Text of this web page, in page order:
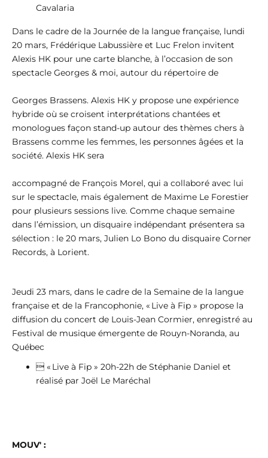
Cavalaria
Dans le cadre de la Journée de la langue française, lundi
20 mars, Frédérique Labussière et Luc Frelon invitent
Alexis HK pour une carte blanche, à l’occasion de son
spectacle Georges & moi, autour du répertoire de
Georges Brassens. Alexis HK y propose une expérience
hybride où se croisent interprétations chantées et
monologues façon stand-up autour des thèmes chers à
Brassens comme les femmes, les personnes âgées et la
société. Alexis HK sera
accompagné de François Morel, qui a collaboré avec lui
sur le spectacle, mais également de Maxime Le Forestier
pour plusieurs sessions live. Comme chaque semaine
dans l’émission, un disquaire indépendant présentera sa
sélection : le 20 mars, Julien Lo Bono du disquaire Corner
Records, à Lorient.
Jeudi 23 mars, dans le cadre de la Semaine de la langue
française et de la Francophonie, « Live à Fip » propose la
diffusion du concert de Louis-Jean Cormier, enregistré au
Festival de musique émergente de Rouyn-Noranda, au
Québec
 « Live à Fip » 20h-22h de Stéphanie Daniel et
réalisé par Joël Le Maréchal
MOUV' :